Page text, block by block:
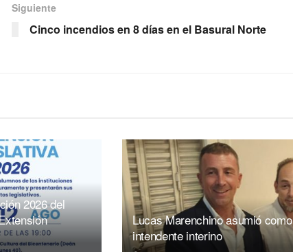
Siguiente
Cinco incendios en 8 días en el Basural Norte
2026 del
Lucas Marenchino asumió como
intendente interino